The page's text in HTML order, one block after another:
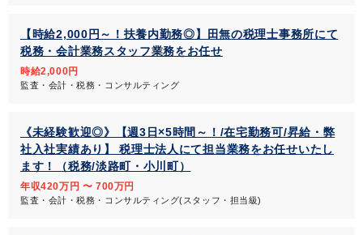
【時給2,000円～！扶養内勤務◎】田無の税理士事務所にて
税務・会計業務スタッフ業務をお任せ
時給2,000円
監査・会計・税務・コンサルティング
《未経験歓迎◎》【週3日×5時間～！/在宅勤務可/昇給・弊
社入社実績あり】 税理士法人にて担当業務をお任せいたし
ます！（税務/淡路町・小川町）
年収420万円 〜 700万円
監査・会計・税務・コンサルティング(スタッフ・担当級)